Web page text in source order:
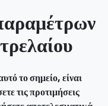
το σημείο, είναι
τις προτιμήσεις